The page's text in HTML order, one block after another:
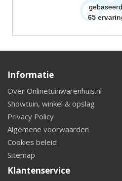
65
Informatie
Over Onlinetuinwarenhuis.nl
Showtuin, winkel & opslag
Privacy Policy
Algemene voorwaarden
Cookies beleid
Sitemap
Klantenservice